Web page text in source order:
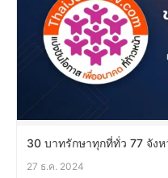
30 บาทรักษาทุกที่ทั่ว 77 จัง
27 ธ.ค. 2024